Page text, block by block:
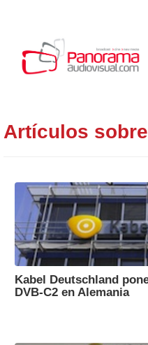
Artículos sobre
Kabel Deutschland
DVB-C2 en Alemania